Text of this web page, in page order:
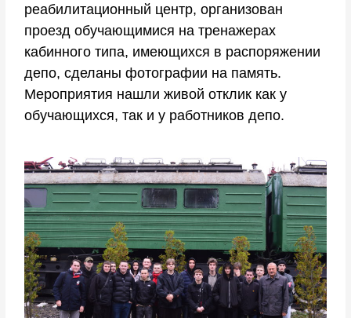
реабилитационный центр, организован
проезд обучающимися на тренажерах
кабинного типа, имеющихся в распоряжении
депо, сделаны фотографии на память.
Мероприятия нашли живой отклик как у
обучающихся, так и у работников депо.